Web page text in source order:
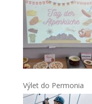
Výlet do Permonia